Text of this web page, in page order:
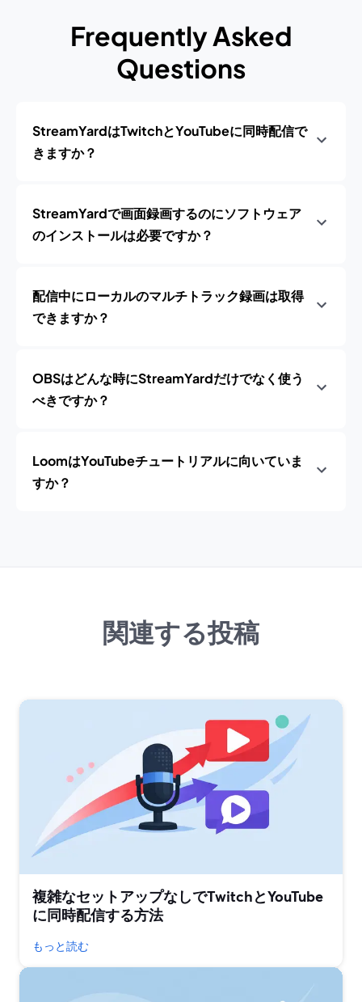
Frequently Asked
Questions
StreamYardはTwitchとYouTubeに同時配信で
きますか？
StreamYardで画面録画するのにソフトウェア
のインストールは必要ですか？
配信中にローカルのマルチトラック録画は取得
できますか？
OBSはどんな時にStreamYardだけでなく使う
べきですか？
LoomはYouTubeチュートリアルに向いていま
すか？
関連する投稿
複雑なセットアップなしでTwitchとYouTube
に同時配信する方法
もっと読む